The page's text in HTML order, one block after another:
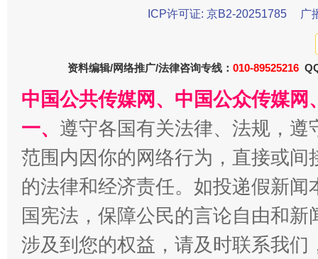
ICP许可证: 京B2-20251785
广
资料编辑/网络推广/法律咨询专线： 010-89525216
中国公共传媒网、中国公众传媒
一、 遵守各国有关法律、法规，
范围内因你的网络行为，直接或
的法律和经济责任。如投递假新
国宪法，保障公民的言论自由和
涉及到您的权益，请及时联系我